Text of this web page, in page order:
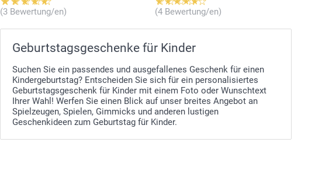
(3 Bewertung/en) (4 Bewertung/en)
Geburtstagsgeschenke für Kinder
Suchen Sie ein passendes und ausgefallenes Geschenk für einen
Kindergeburtstag? Entscheiden Sie sich für ein personalisiertes
Geburtstagsgeschenk für Kinder mit einem Foto oder Wunschtext
Ihrer Wahl! Werfen Sie einen Blick auf unser breites Angebot an
Spielzeugen, Spielen, Gimmicks und anderen lustigen
Geschenkideen zum Geburtstag für Kinder.